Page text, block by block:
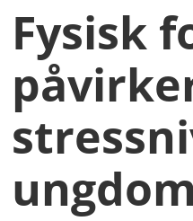
Fysisk
ungdom